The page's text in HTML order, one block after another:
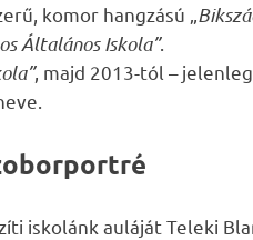
komor hangzású „
Általános Iskola”.
, majd 2013-tól –
iskolánk auláját Teleki